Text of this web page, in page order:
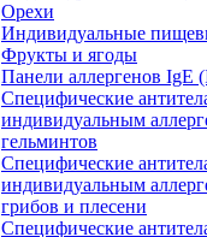
Орехи
Индивидуальные
Фрукты и ягоды
Панели аллергенов IgE
Специфические
индивидуальным
гельминтов
Специфические
индивидуальным
грибов и плесени
Специфические